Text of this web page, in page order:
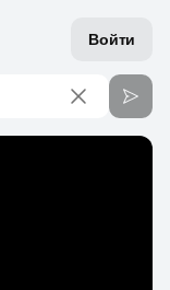
Войти